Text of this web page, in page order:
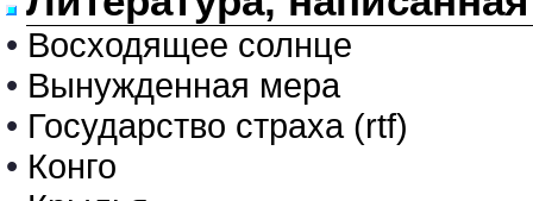
• Восходящее солнце
• Вынужденная мера
• Государство страха (rtf)
• Конго